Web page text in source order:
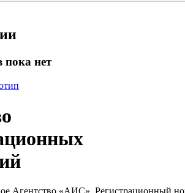
пока нет
Агентство «АИС». Регистрационный